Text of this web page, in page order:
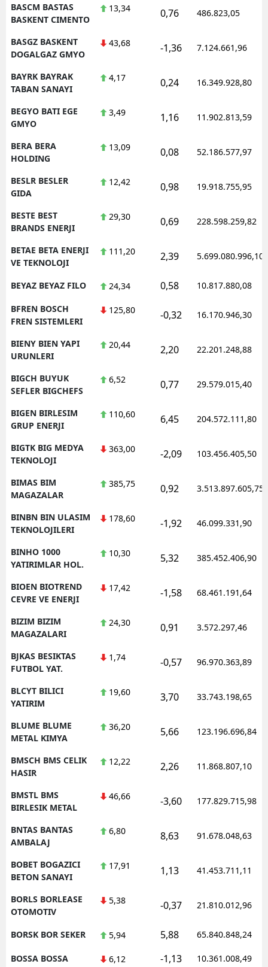
BASCM BASTAS
BASKENT CIMENTO
13,34 0,76 486.823,05
BASGZ BASKENT
DOGALGAZ GMYO
43,68 -1,36 7.124.661,96
BAYRK BAYRAK
TABAN SANAYI
4,17 0,24 16.349.928,80
BEGYO BATI EGE
GMYO
3,49 1,16 11.902.813,59
BERA BERA
HOLDING
13,09 0,08 52.186.577,97
BESLR BESLER
GIDA
12,42 0,98 19.918.755,95
BESTE BEST
BRANDS ENERJI
29,30 0,69 228.598.259,82
BETAE BETA ENERJI
VE TEKNOLOJI
111,20 2,39 5.699.080.996,10
BEYAZ BEYAZ FILO 24,34 0,58 10.817.880,08
BFREN BOSCH
FREN SISTEMLERI
125,80 -0,32 16.170.946,30
BIENY BIEN YAPI
URUNLERI
20,44 2,20 22.201.248,88
BIGCH BUYUK
SEFLER BIGCHEFS
6,52 0,77 29.579.015,40
BIGEN BIRLESIM
GRUP ENERJI
110,60 6,45 204.572.111,80
BIGTK BIG MEDYA
TEKNOLOJI
363,00 -2,09 103.456.405,50
BIMAS BIM
MAGAZALAR
385,75 0,92 3.513.897.605,75
BINBN BIN ULASIM
TEKNOLOJILERI
178,60 -1,92 46.099.331,90
BINHO 1000
YATIRIMLAR HOL.
10,30 5,32 385.452.406,90
BIOEN BIOTREND
CEVRE VE ENERJI
17,42 -1,58 68.461.191,64
BIZIM BIZIM
MAGAZALARI
24,30 0,91 3.572.297,46
BJKAS BESIKTAS
FUTBOL YAT.
1,74 -0,57 96.970.363,89
BLCYT BILICI
YATIRIM
19,60 3,70 33.743.198,65
BLUME BLUME
METAL KIMYA
36,20 5,66 123.196.696,84
BMSCH BMS CELIK
HASIR
12,22 2,26 11.868.807,10
BMSTL BMS
BIRLESIK METAL
46,66 -3,60 177.829.715,98
BNTAS BANTAS
AMBALAJ
6,80 8,63 91.678.048,63
BOBET BOGAZICI
BETON SANAYI
17,91 1,13 41.453.711,11
BORLS BORLEASE
OTOMOTIV
5,38 -0,37 21.810.012,96
BORSK BOR SEKER 5,94 5,88 65.840.848,24
BOSSA BOSSA 6,12 -1,13 10.361.008,49